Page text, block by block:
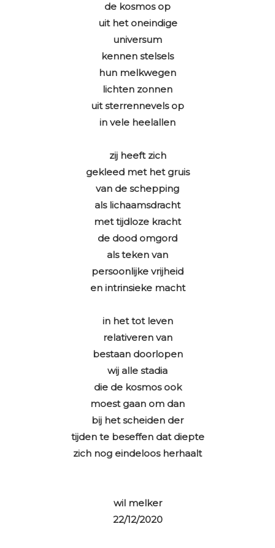
de kosmos op
uit het oneindige
universum
kennen stelsels
hun melkwegen
lichten zonnen
uit sterrennevels op
in vele heelallen
zij heeft zich
gekleed met het gruis
van de schepping
als lichaamsdracht
met tijdloze kracht
de dood omgord
als teken van
persoonlijke vrijheid
en intrinsieke macht
in het tot leven
relativeren van
bestaan doorlopen
wij alle stadia
die de kosmos ook
moest gaan om dan
bij het scheiden der
tijden te beseffen dat diepte
zich nog eindeloos herhaalt
wil melker
22/12/2020